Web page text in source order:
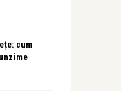
cum